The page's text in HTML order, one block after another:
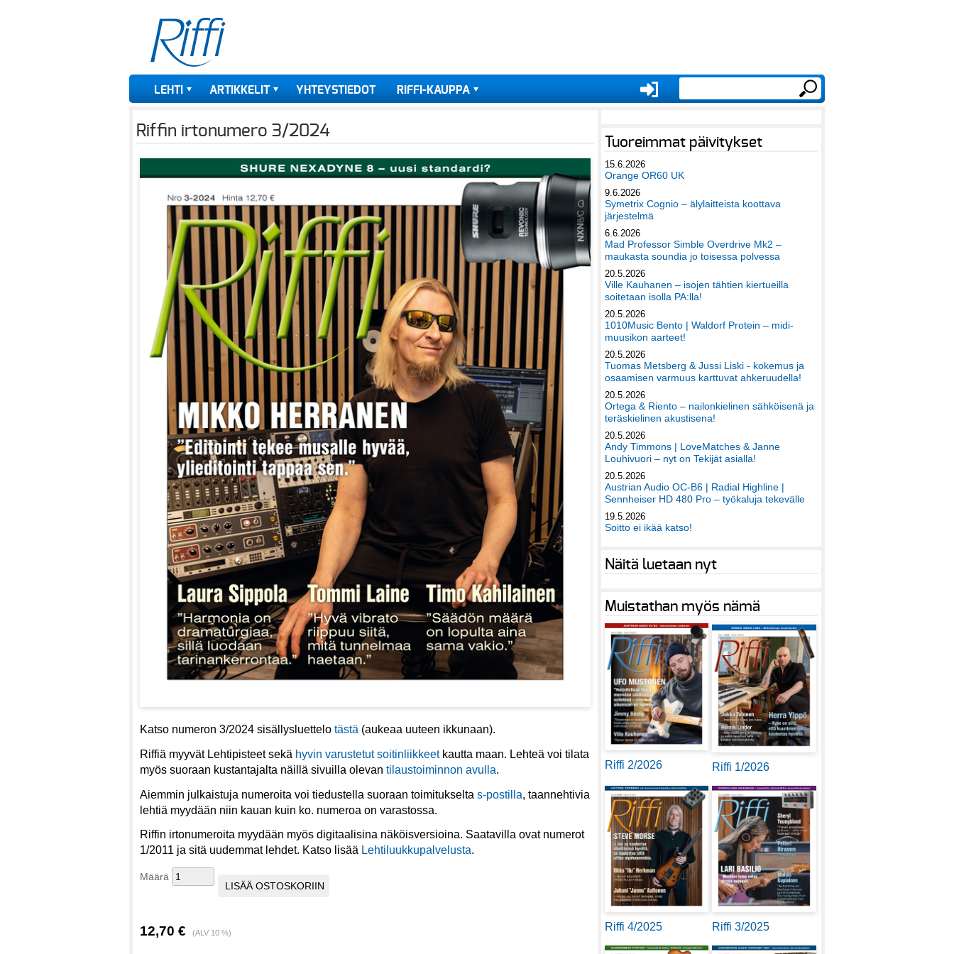
LEHTI ARTIKKELIT YHTEYSTIEDOT RIFFI-KAUPPA
Riffin irtonumero 3/2024
Katso numeron 3/2024 sisällysluettelo tästä (aukeaa uuteen ikkunaan).
Riffiä myyvät Lehtipisteet sekä hyvin varustetut soitinliikkeetkautta maan. Lehteä voi tilata
myös suoraan kustantajalta näillä sivuilla olevan tilaustoiminnon avulla.
Aiemmin julkaistuja numeroita voi tiedustella suoraan toimitukselta s-postilla, taannehtivia
lehtiä myydään niin kauan kuin ko. numeroa on varastossa.
Riffin irtonumeroita myydään myös digitaalisina näköisversioina. Saatavilla ovat numerot
1/2011 ja sitä uudemmat lehdet. Katso lisää Lehtiluukkupalvelusta.
Määrä
12,70 € (ALV 10 %)
Tuoreimmat päivitykset
15.6.2026
Orange OR60 UK
9.6.2026
Symetrix Cognio – älylaitteista koottava
järjestelmä
6.6.2026
Mad Professor Simble Overdrive Mk2 –
maukasta soundia jo toisessa polvessa
20.5.2026
Ville Kauhanen – isojen tähtien kiertueilla
soitetaan isolla PA:lla!
20.5.2026
1010Music Bento | Waldorf Protein – midi-
muusikon aarteet!
20.5.2026
Tuomas Metsberg & Jussi Liski - kokemus ja
osaamisen varmuus karttuvat ahkeruudella!
20.5.2026
Ortega & Riento – nailonkielinen sähköisenä ja
teräskielinen akustisena!
20.5.2026
Andy Timmons | LoveMatches & Janne
Louhivuori – nyt on Tekijät asialla!
20.5.2026
Austrian Audio OC-B6 | Radial Highline |
Sennheiser HD 480 Pro – työkaluja tekevälle
19.5.2026
Soitto ei ikää katso!
Näitä luetaan nyt
Muistathan myös nämä
Riffi 2/2026 Riffi 1/2026
Riffi 4/2025 Riffi 3/2025